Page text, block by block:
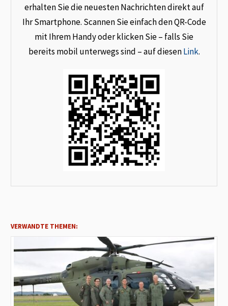
erhalten Sie die neuesten Nachrichten direkt auf
Ihr Smartphone. Scannen Sie einfach den QR-Code
mit Ihrem Handy oder klicken Sie – falls Sie
bereits mobil unterwegs sind – auf diesenLink.
VERWANDTE THEMEN: